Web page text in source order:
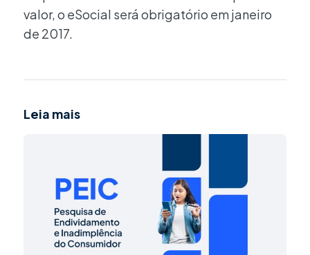
valor, o eSocial será obrigatório em janeiro
de 2017.
Leia mais